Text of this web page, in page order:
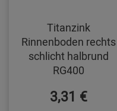
Titanzink
Rinnenboden rechts
schlicht halbrund
RG400
3,31 €